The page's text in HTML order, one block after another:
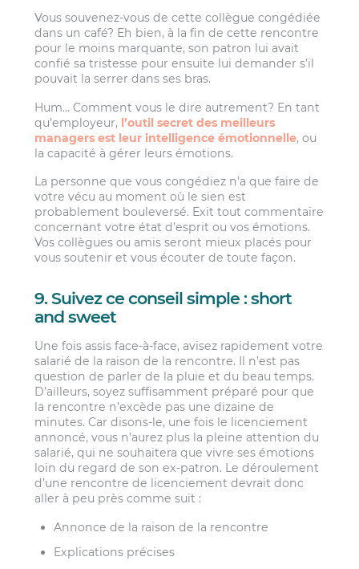
Vous souvenez-vous de cette collègue congédiée
dans un café? Eh bien, à la fin de cette rencontre
pour le moins marquante, son patron lui avait
confié sa tristesse pour ensuite lui demander s’il
pouvait la serrer dans ses bras.
Hum… Comment vous le dire autrement? En tant
qu’employeur, l’outil secret des meilleurs
managers est leur intelligence émotionnelle, ou
la capacité à gérer leurs émotions.
La personne que vous congédiez n’a que faire de
votre vécu au moment où le sien est
probablement bouleversé. Exit tout commentaire
concernant votre état d’esprit ou vos émotions.
Vos collègues ou amis seront mieux placés pour
vous soutenir et vous écouter de toute façon.
9. Suivez ce conseil simple : short
and sweet
Une fois assis face-à-face, avisez rapidement votre
salarié de la raison de la rencontre. Il n’est pas
question de parler de la pluie et du beau temps.
D’ailleurs, soyez suffisamment préparé pour que
la rencontre n’excède pas une dizaine de
minutes. Car disons-le, une fois le licenciement
annoncé, vous n’aurez plus la pleine attention du
salarié, qui ne souhaitera que vivre ses émotions
loin du regard de son ex-patron. Le déroulement
d’une rencontre de licenciement devrait donc
aller à peu près comme suit :
Annonce de la raison de la rencontre
Explications précises